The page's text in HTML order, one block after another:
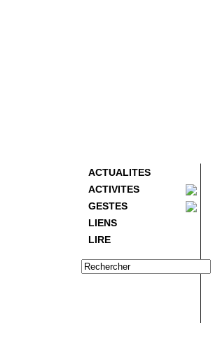
ACTUALITES
ACTIVITES
GESTES
LIENS
LIRE